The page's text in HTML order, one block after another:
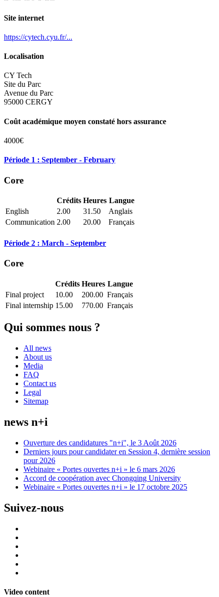
Site internet
https://cytech.cyu.fr/...
Localisation
CY Tech
Site du Parc
Avenue du Parc
95000 CERGY
Coût académique moyen constaté hors assurance
4000€
Période 1 : September - February
Core
Crédits Heures Langue
English
2.00 31.50
Anglais
Communication 2.00 20.00 Français
Période 2 : March - September
Core
Crédits Heures Langue
Final project
10.00 200.00 Français
Final internship 15.00 770.00 Français
Qui sommes nous ?
All news
About us
Media
FAQ
Contact us
Legal
Sitemap
news n+i
Ouverture des candidatures "n+i", le 3 Août 2026
Derniers jours pour candidater en Session 4, dernière session
pour 2026
Webinaire « Portes ouvertes n+i » le 6 mars 2026
Accord de coopération avec Chongqing University
Webinaire « Portes ouvertes n+i » le 17 octobre 2025
Suivez-nous
Video content